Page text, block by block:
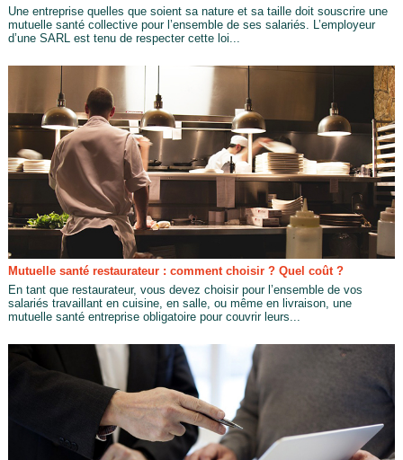
Une entreprise quelles que soient sa nature et sa taille doit souscrire une
mutuelle santé collective pour l’ensemble de ses salariés. L’employeur
d’une SARL est tenu de respecter cette loi...
Mutuelle santé restaurateur : comment choisir ? Quel coût ?
En tant que restaurateur, vous devez choisir pour l’ensemble de vos
salariés travaillant en cuisine, en salle, ou même en livraison, une
mutuelle santé entreprise obligatoire pour couvrir leurs...